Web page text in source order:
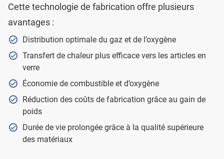
Cette technologie de fabrication offre plusieurs
avantages :
Distribution optimale du gaz et de l’oxygène
Transfert de chaleur plus efficace vers les articles en
verre
Économie de combustible et d’oxygène
Réduction des coûts de fabrication grâce au gain de
poids
Durée de vie prolongée grâce à la qualité supérieure
des matériaux